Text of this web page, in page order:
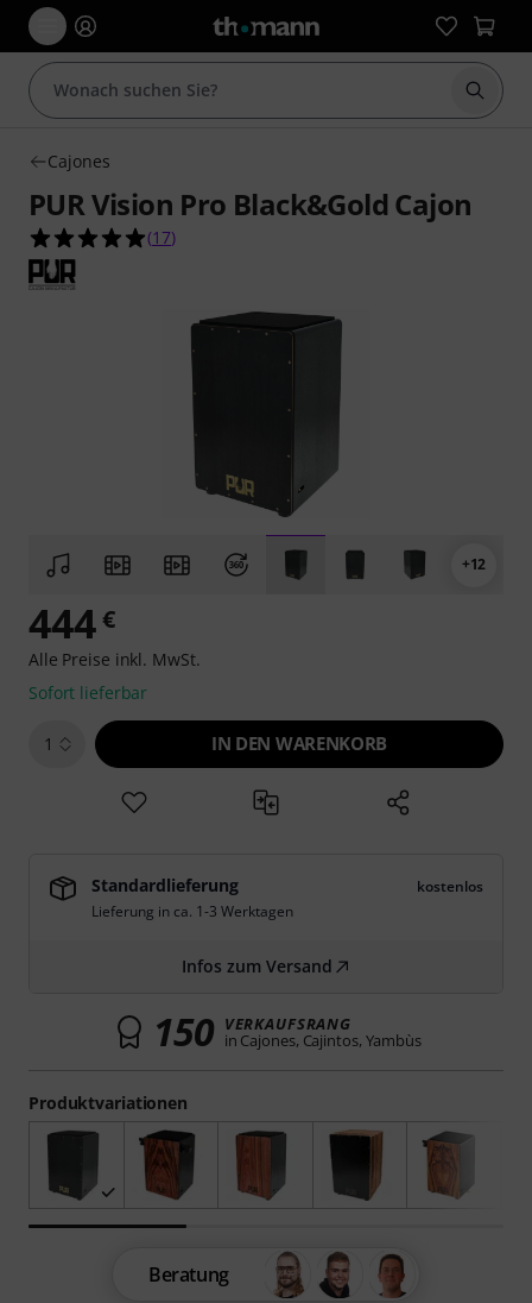
Suche
Cajones
PUR Vision Pro Black&Gold Cajon
4.9 von 5 Sternen aus 17 Kundenbewertungen
(17)
+12
Produktvariationen
444€
Alle Preise inkl. MwSt.
Sofort lieferbar
1 IN DEN WARENKORB
Standardlieferung
kostenlos
Lieferung in ca. 1-3 Werktagen
Infos zum Versand
150 VERKAUFSRANG
in Cajones, Cajintos, Yambùs
Beratung